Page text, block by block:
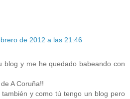
de 2012 a las 21:46
blog y me he quedado babeando con
A Coruña!!
también y como tú tengo un blog pero